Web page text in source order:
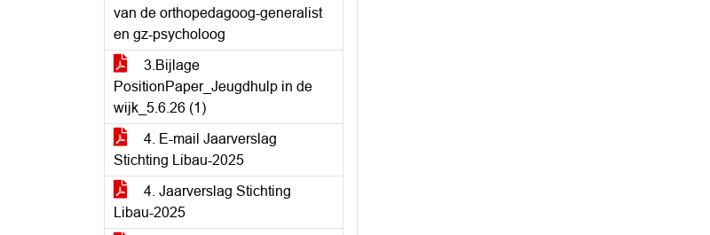
van de orthopedagoog-generalist
en gz-psycholoog
3.Bijlage
PositionPaper_Jeugdhulp in de
wijk_5.6.26 (1)
4. E-mail Jaarverslag
Stichting Libau-2025
4. Jaarverslag Stichting
Libau-2025